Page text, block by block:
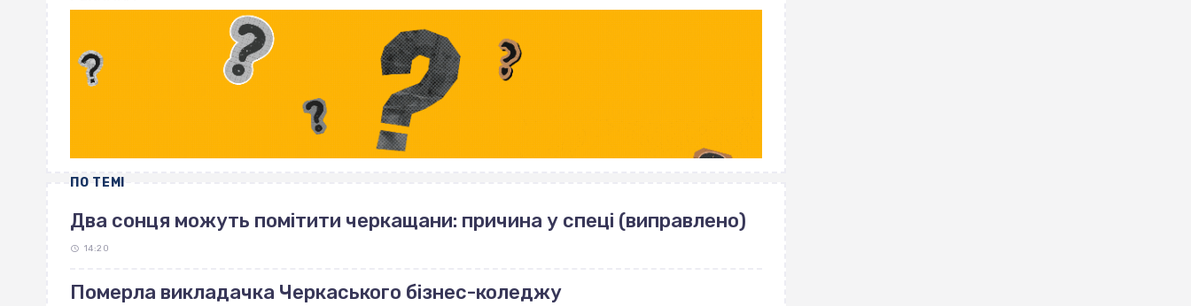
ПО ТЕМІ
Два сонця можуть помітити черкащани: причина у спеці (виправлено)
14:20
Померла викладачка Черкаського бізнес-коледжу